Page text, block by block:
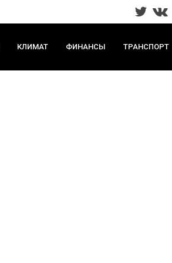
КЛИМАТ ФИНАНСЫ ТРАНСПОРТ